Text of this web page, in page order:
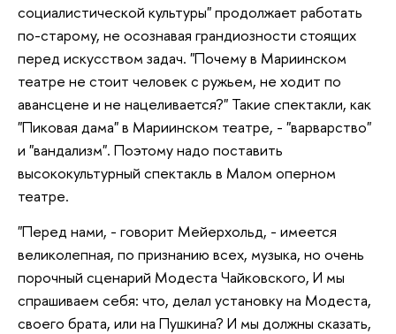
социалистической культуры" продолжает работать
по-старому, не осознавая грандиозности стоящих
перед искусством задач. "Почему в Мариинском
театре не стоит человек с ружьем, не ходит по
авансцене и не нацеливается?" Такие спектакли, как
"Пиковая дама" в Мариинском театре, - "варварство"
и "вандализм". Поэтому надо поставить
высококультурный спектакль в Малом оперном
театре.
"Перед нами, - говорит Мейерхольд, - имеется
великолепная, по признанию всех, музыка, но очень
порочный сценарий Модеста Чайковского, И мы
спрашиваем себя: что, делал установку на Модеста,
своего брата, или на Пушкина? И мы должны сказать,